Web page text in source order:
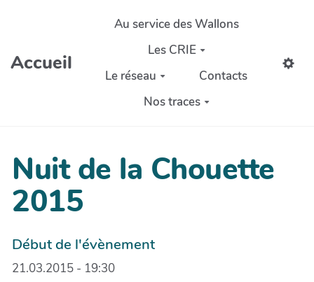
Aller au contenu principal
Accueil
Au service des Wallons
Les CRIE
Le réseau
Contacts
Nos traces
Nuit de la Chouette
2015
Début de l'évènement
21.03.2015 - 19:30